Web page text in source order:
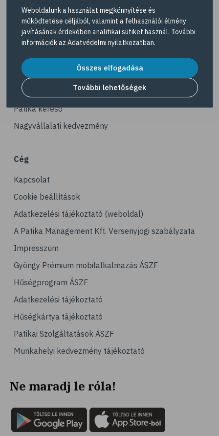
# D-vitamin
# A-vitamin
# ásványi anyagok
# ízületi fájdalom
# porckopás
# csonttörés
# mozgásszervi problémák
# köszvény
# ínhüvelygyulladás
# tél
# vérnyomásmérés
# kardiológia
# kardiovaszkuláris betegségek
# szív- és érrendszer
# vérnyomás
# mozgás
# pszichológia
# hátfájás
tekintheti meg.
Navigáció
Akciós termékek
Dermokozmetikumok
Gyöngy Patika Magazin
Patika kereső
Nagyvállalati kedvezmény
Cég
Kapcsolat
Cookie beállítások
Adatkezelési tájékoztató (weboldal)
A Patika Management Kft. Versenyjogi szabályzata
Impresszum
Gyöngy Prémium mobilalkalmazás ÁSZF
Hűségprogram ÁSZF
Adatkezelési tájékoztató
Hűségkártya tájékoztató
Patikai Szolgáltatások ÁSZF
Munkahelyi kedvezmény tájékoztató
Ne maradj le róla!
Weboldalunk a használat megkönnyítése és
működtetése céljából, valamint a felhasználói élmény
javításának érdekében analitikai sütiket használ. További
információk az Adatvédelmi nyilatkozatban.
Összes elfogadása
További lehetőségek